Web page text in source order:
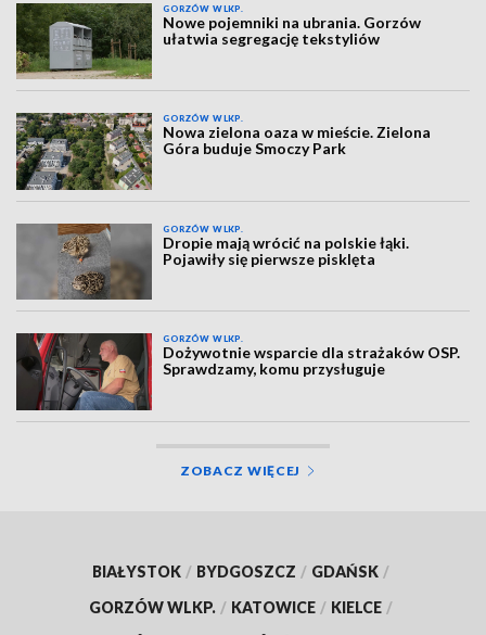
GORZÓW WLKP.
Nowe pojemniki na ubrania. Gorzów
ułatwia segregację tekstyliów
GORZÓW WLKP.
Nowa zielona oaza w mieście. Zielona
Góra buduje Smoczy Park
GORZÓW WLKP.
Dropie mają wrócić na polskie łąki.
Pojawiły się pierwsze pisklęta
GORZÓW WLKP.
Dożywotnie wsparcie dla strażaków OSP.
Sprawdzamy, komu przysługuje
ZOBACZ WIĘCEJ
BIAŁYSTOK / BYDGOSZCZ / GDAŃSK /
GORZÓW WLKP. / KATOWICE / KIELCE /